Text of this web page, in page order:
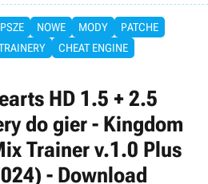
NOWE MODY
PATCHE
CHEAT ENGINE
HD 1.5 + 2.5
do gier - Kingdom
Trainer v.1.0 Plus
- Download